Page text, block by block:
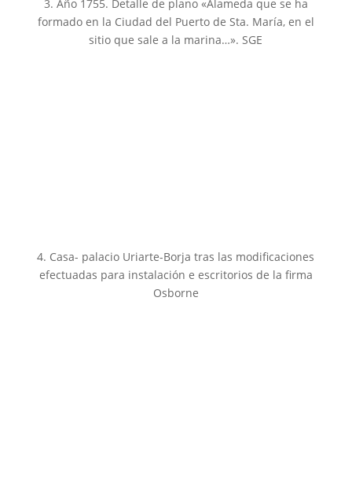
3. Año 1755. Detalle de plano «Alameda que se ha
formado en la Ciudad del Puerto de Sta. María, en el
sitio que sale a la marina…». SGE
4. Casa- palacio Uriarte-Borja tras las modificaciones
efectuadas para instalación e escritorios de la firma
Osborne